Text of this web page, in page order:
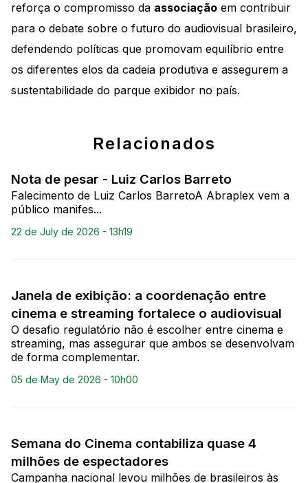
reforça o compromisso da associação em contribuir
para o debate sobre o futuro do audiovisual brasileiro,
defendendo políticas que promovam equilíbrio entre
os diferentes elos da cadeia produtiva e assegurem a
sustentabilidade do parque exibidor no país.
Relacionados
Nota de pesar - Luiz Carlos Barreto
Falecimento de Luiz Carlos BarretoA Abraplex vem a
público manifes...
22 de July de 2026 - 13h19
Janela de exibição: a coordenação entre
cinema e streaming fortalece o audiovisual
O desafio regulatório não é escolher entre cinema e
streaming, mas assegurar que ambos se desenvolvam
de forma complementar.
05 de May de 2026 - 10h00
Semana do Cinema contabiliza quase 4
milhões de espectadores
Campanha nacional levou milhões de brasileiros às